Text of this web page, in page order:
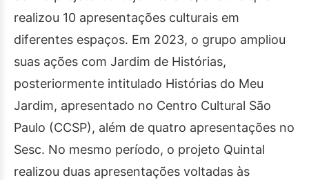
realizou 10 apresentações culturais em
diferentes espaços. Em 2023, o grupo ampliou
suas ações com Jardim de Histórias,
posteriormente intitulado Histórias do Meu
Jardim, apresentado no Centro Cultural São
Paulo (CCSP), além de quatro apresentações no
Sesc. No mesmo período, o projeto Quintal
realizou duas apresentações voltadas às